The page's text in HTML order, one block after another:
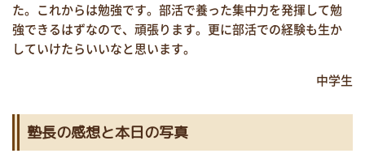
た。これからは勉強です。部活で養った集中力を発揮して勉
強できるはずなので、頑張ります。更に部活での経験も生か
していけたらいいなと思います。
中学生
塾長の感想と本日の写真